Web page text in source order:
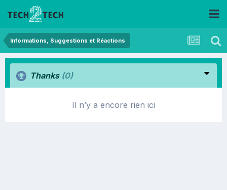
Informations, Suggestions et Réactions
Thanks (0)
Il n’y a encore rien ici